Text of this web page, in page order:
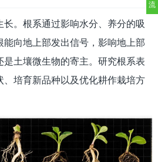
。根系通过影响水分、养分的吸
向地上部发出信号，影响地上部
土壤微生物的寄主。研究根系表
培育新品种以及优化耕作栽培方
流